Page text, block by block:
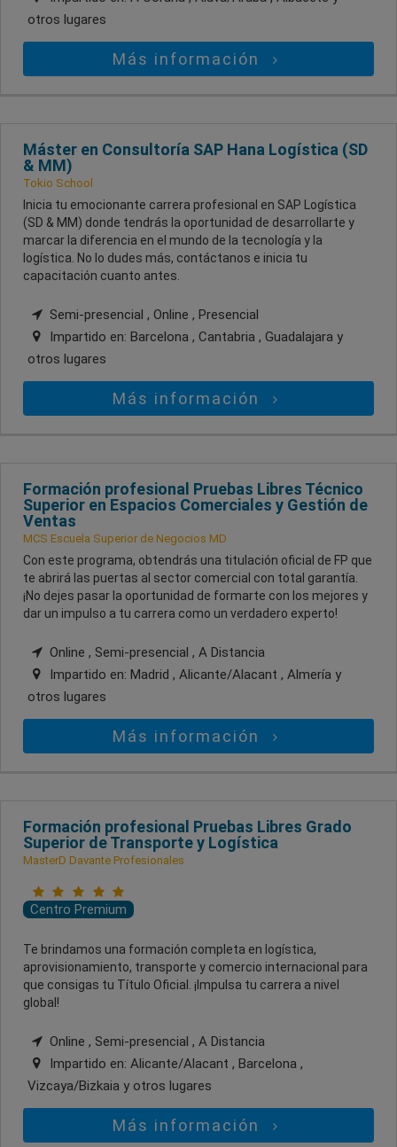
otros lugares
Más información
Máster en Consultoría SAP Hana Logística (SD
& MM)
Tokio School
Inicia tu emocionante carrera profesional en SAP Logística
(SD & MM) donde tendrás la oportunidad de desarrollarte y
marcar la diferencia en el mundo de la tecnología y la
logística. No lo dudes más, contáctanos e inicia tu
capacitación cuanto antes.
Semi-presencial , Online , Presencial
Impartido en: Barcelona , Cantabria , Guadalajara y
otros lugares
Más información
Formación profesional Pruebas Libres Técnico
Superior en Espacios Comerciales y Gestión de
Ventas
MCS Escuela Superior de Negocios MD
Con este programa, obtendrás una titulación oficial de FP que
te abrirá las puertas al sector comercial con total garantía.
¡No dejes pasar la oportunidad de formarte con los mejores y
dar un impulso a tu carrera como un verdadero experto!
Online , Semi-presencial , A Distancia
Impartido en: Madrid , Alicante/Alacant , Almería y
otros lugares
Más información
Formación profesional Pruebas Libres Grado
Superior de Transporte y Logística
MasterD Davante Profesionales
Centro Premium
Te brindamos una formación completa en logística,
aprovisionamiento, transporte y comercio internacional para
que consigas tu Título Oficial. ¡Impulsa tu carrera a nivel
global!
Online , Semi-presencial , A Distancia
Impartido en: Alicante/Alacant , Barcelona ,
Vizcaya/Bizkaia y otros lugares
Más información